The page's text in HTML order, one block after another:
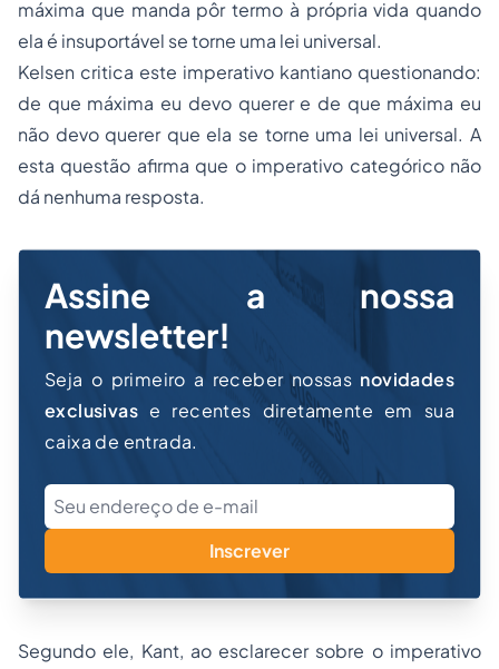
máxima que manda pôr termo à própria vida quando
ela é insuportável se torne uma lei universal.
Kelsen critica este imperativo kantiano questionando:
de que máxima eu devo querer e de que máxima eu
não devo querer que ela se torne uma lei universal. A
esta questão afirma que o imperativo categórico não
dá nenhuma resposta.
Assine a nossa
newsletter!
Seja o primeiro a receber nossas novidades
exclusivas e recentes diretamente em sua
caixa de entrada.
Inscrever
Segundo ele, Kant, ao esclarecer sobre o imperativo